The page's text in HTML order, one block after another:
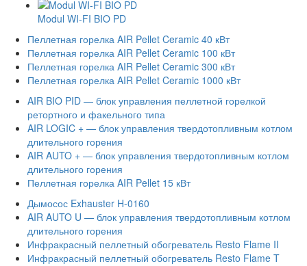
Modul WI-FI BIO PD
Пеллетная горелка AIR Pellet Ceramic 40 кВт
Пеллетная горелка AIR Pellet Ceramic 100 кВт
Пеллетная горелка AIR Pellet Ceramic 300 кВт
Пеллетная горелка AIR Pellet Ceramic 1000 кВт
AIR BIO PID — блок управления пеллетной горелкой
ретортного и факельного типа
AIR LOGIC + — блок управления твердотопливным котлом
длительного горения
AIR AUTO + — блок управления твердотопливным котлом
длительного горения
Пеллетная горелка AIR Pellet 15 кВт
Дымосос Exhauster H-0160
AIR AUTO U — блок управления твердотопливным котлом
длительного горения
Инфракрасный пеллетный обогреватель Resto Flame II
Инфракрасный пеллетный обогреватель Resto Flame T